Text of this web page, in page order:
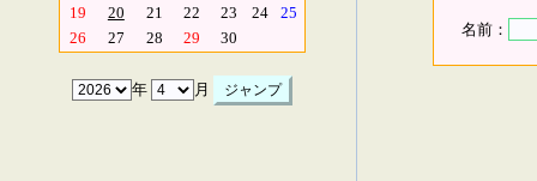
19
20 21 22 23 24
25
26
27 28 29 30
年 月
名前：